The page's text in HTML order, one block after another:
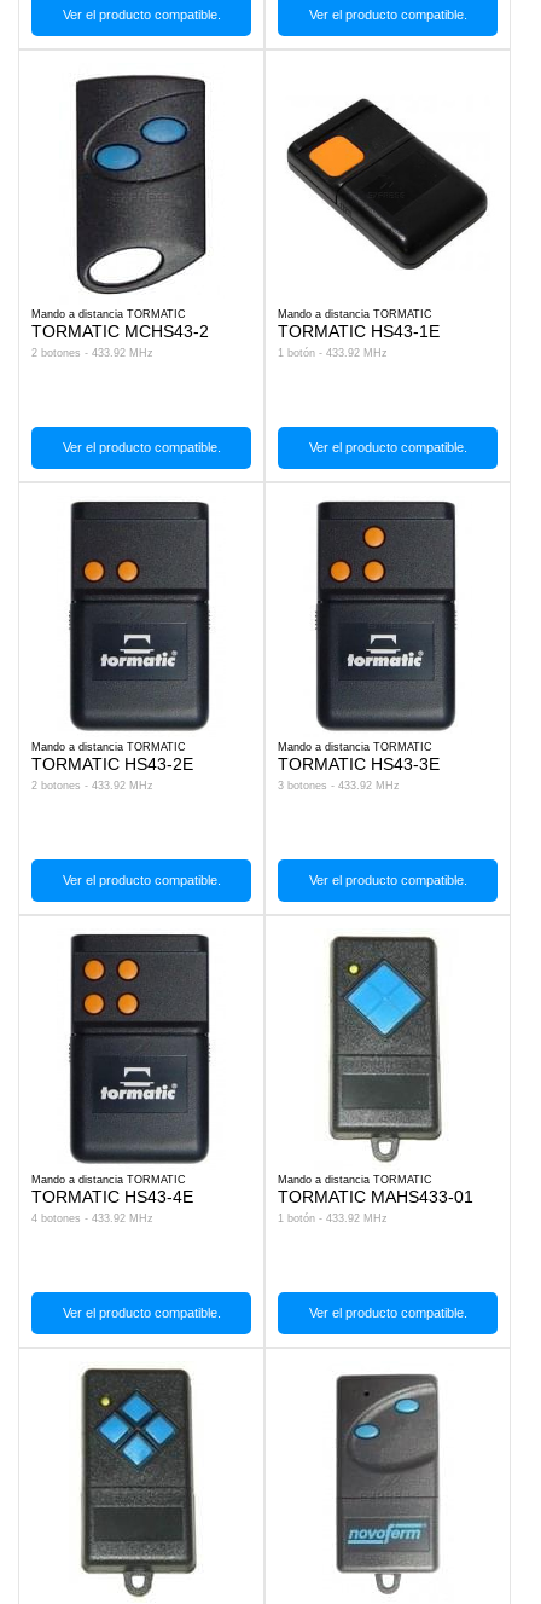
Ver el producto compatible. Ver el producto compatible.
Mando a distancia TORMATIC
TORMATIC MCHS43-2
2 botones - 433.92 MHz
Ver el producto compatible.
Mando a distancia TORMATIC
TORMATIC HS43-1E
1 botón - 433.92 MHz
Ver el producto compatible.
Mando a distancia TORMATIC
TORMATIC HS43-2E
2 botones - 433.92 MHz
Ver el producto compatible.
Mando a distancia TORMATIC
TORMATIC HS43-3E
3 botones - 433.92 MHz
Ver el producto compatible.
Mando a distancia TORMATIC
TORMATIC HS43-4E
4 botones - 433.92 MHz
Ver el producto compatible.
Mando a distancia TORMATIC
TORMATIC MAHS433-01
1 botón - 433.92 MHz
Ver el producto compatible.